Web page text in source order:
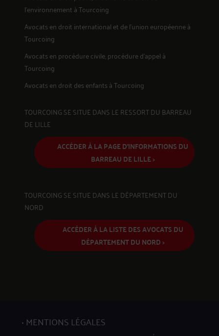
l'environnement à Tourcoing
Avocats en droit international et de l'union européenneà
Tourcoing
Avocats en procédure civile, procédure d'appel à
Tourcoing
Avocats en droit des enfantsà Tourcoing
TOURCOING SE SITUE DANS LE RESSORT DU BARREAU
DE LILLE
ACCÉDER À LA PAGE D'INFORMATIONS DU
BARREAU DE LILLE >
TOURCOING SE SITUE DANS LE DÉPARTEMENT DU
NORD
ACCÉDER À LA LISTE DES AVOCATS DU
DÉPARTEMENT DU NORD >
MENTIONS LÉGALES